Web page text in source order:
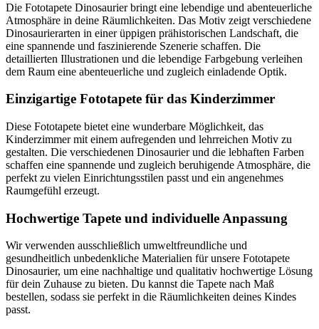
Die Fototapete Dinosaurier bringt eine lebendige und abenteuerliche
Atmosphäre in deine Räumlichkeiten. Das Motiv zeigt verschiedene
Dinosaurierarten in einer üppigen prähistorischen Landschaft, die
eine spannende und faszinierende Szenerie schaffen. Die
detaillierten Illustrationen und die lebendige Farbgebung verleihen
dem Raum eine abenteuerliche und zugleich einladende Optik.
Einzigartige Fototapete für das Kinderzimmer
Diese Fototapete bietet eine wunderbare Möglichkeit, das
Kinderzimmer mit einem aufregenden und lehrreichen Motiv zu
gestalten. Die verschiedenen Dinosaurier und die lebhaften Farben
schaffen eine spannende und zugleich beruhigende Atmosphäre, die
perfekt zu vielen Einrichtungsstilen passt und ein angenehmes
Raumgefühl erzeugt.
Hochwertige Tapete und individuelle Anpassung
Wir verwenden ausschließlich umweltfreundliche und
gesundheitlich unbedenkliche Materialien für unsere Fototapete
Dinosaurier, um eine nachhaltige und qualitativ hochwertige Lösung
für dein Zuhause zu bieten. Du kannst die Tapete nach Maß
bestellen, sodass sie perfekt in die Räumlichkeiten deines Kindes
passt.